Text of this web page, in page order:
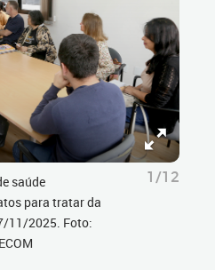
saúde
para tratar da
11/2025. Foto:
1/12